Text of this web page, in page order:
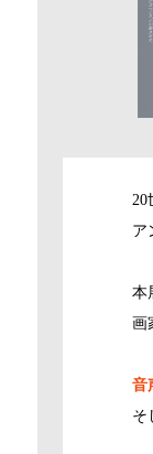
20
ア
本
画
音
そ